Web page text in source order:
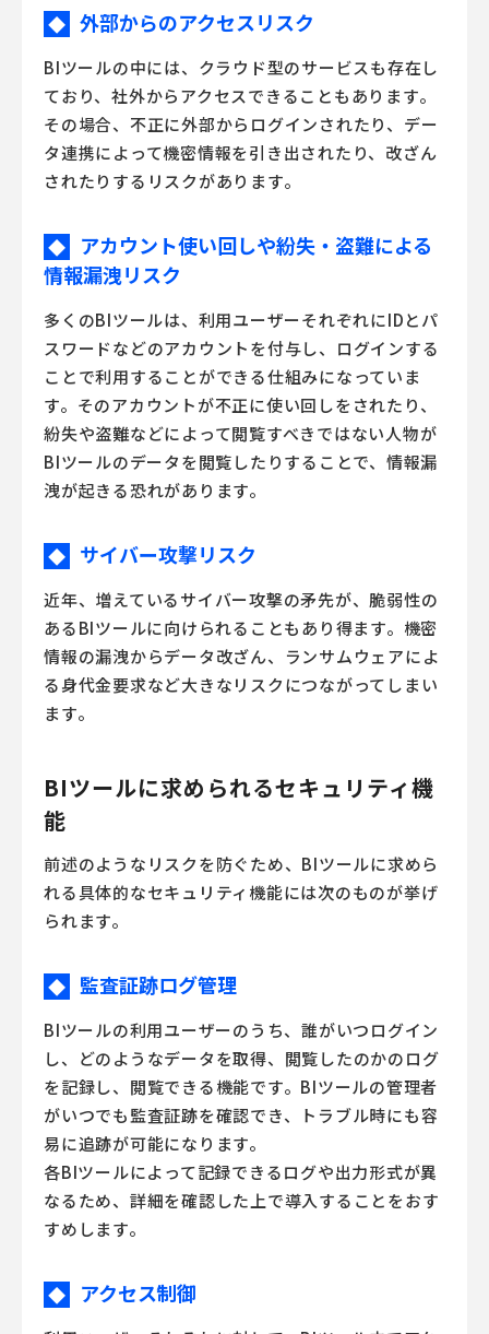
◆ 外部からのアクセスリスク
BIツールの中には、クラウド型のサービスも存在し
ており、社外からアクセスできることもあります。
その場合、不正に外部からログインされたり、デー
タ連携によって機密情報を引き出されたり、改ざん
されたりするリスクがあります。
◆
アカウント使い回しや紛失・盗難による
情報漏洩リスク
多くのBIツールは、利用ユーザーそれぞれにIDとパ
スワードなどのアカウントを付与し、ログインする
ことで利用することができる仕組みになっていま
す。そのアカウントが不正に使い回しをされたり、
紛失や盗難などによって閲覧すべきではない人物が
BIツールのデータを閲覧したりすることで、情報漏
洩が起きる恐れがあります。
◆ サイバー攻撃リスク
近年、増えているサイバー攻撃の矛先が、脆弱性の
あるBIツールに向けられることもあり得ます。機密
情報の漏洩からデータ改ざん、ランサムウェアによ
る身代金要求など大きなリスクにつながってしまい
ます。
BIツールに求められるセキュリティ機
能
前述のようなリスクを防ぐため、BIツールに求めら
れる具体的なセキュリティ機能には次のものが挙げ
られます。
◆ 監査証跡ログ管理
BIツールの利用ユーザーのうち、誰がいつログイン
し、どのようなデータを取得、閲覧したのかのログ
を記録し、閲覧できる機能です。BIツールの管理者
がいつでも監査証跡を確認でき、トラブル時にも容
易に追跡が可能になります。
各BIツールによって記録できるログや出力形式が異
なるため、詳細を確認した上で導入することをおす
すめします。
◆ アクセス制御